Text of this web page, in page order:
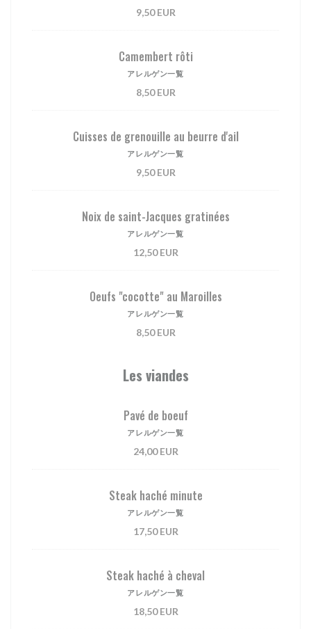
9,50 EUR
Camembert rôti
アレルゲン一覧
8,50 EUR
Cuisses de grenouille au beurre d'ail
アレルゲン一覧
9,50 EUR
Noix de saint-Jacques gratinées
アレルゲン一覧
12,50 EUR
Oeufs "cocotte" au Maroilles
アレルゲン一覧
8,50 EUR
Les viandes
Pavé de boeuf
アレルゲン一覧
24,00 EUR
Steak haché minute
アレルゲン一覧
17,50 EUR
Steak haché à cheval
アレルゲン一覧
18,50 EUR